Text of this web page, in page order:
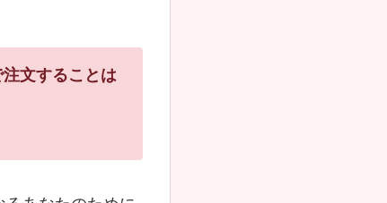
文することは